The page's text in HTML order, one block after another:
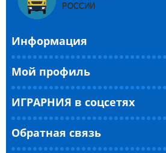
РОССИИ
Информация
Мой профиль
ИГРАРНИЯ в соцсетях
Обратная связь